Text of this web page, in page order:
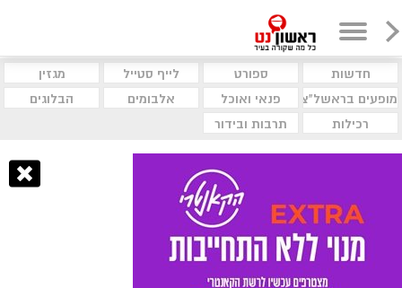
חדשות ספורט לייף סטייל
מגזין
מופעים בראשל"צ
פנאי ואוכל אלבומים
הבלוגים
רכילות
תרבות ובידור